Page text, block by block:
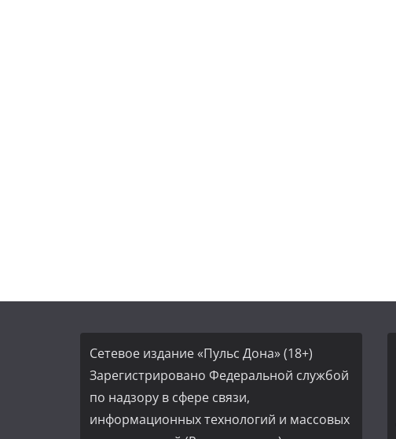
Сетевое издание «Пульс Дона» (18+)
Зарегистрировано Федеральной службой
по надзору в сфере связи,
информационных технологий и массовых